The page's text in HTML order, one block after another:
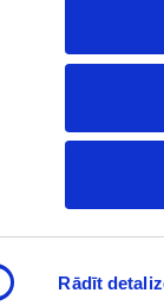
Rādīt
Phone:
LV-1063, Latvija
to Friday 9:00 -
Sunday - closed.